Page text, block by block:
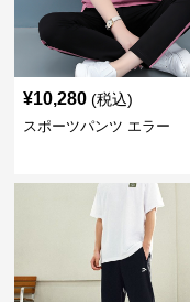
¥10,280 (税込)
スポーツパンツ エラー